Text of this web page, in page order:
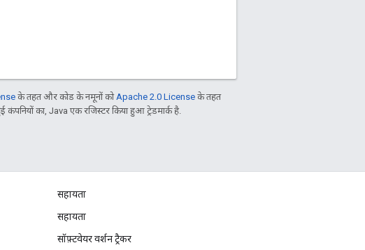
के तहत और कोड के नमूनों कोApache 2.0 License के तहत
का, Java एक रजिस्टर किया हुआ ट्रेडमार्क है.
सहायता
सहायता
सॉफ़्टवेयर वर्शन ट्रैकर